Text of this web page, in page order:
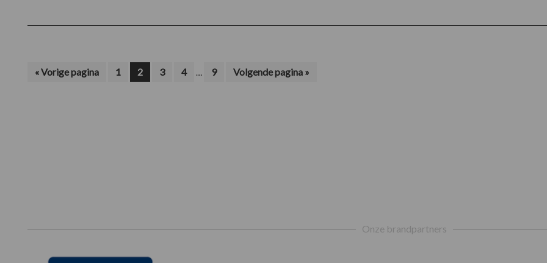
«Ga
Vorige pagina Pagina
1 Pagina
2 Pagina
3 Pagina
4
Interim
… Pagina
9
Ga
naar
Volgende pagina »
Onze brandpartners